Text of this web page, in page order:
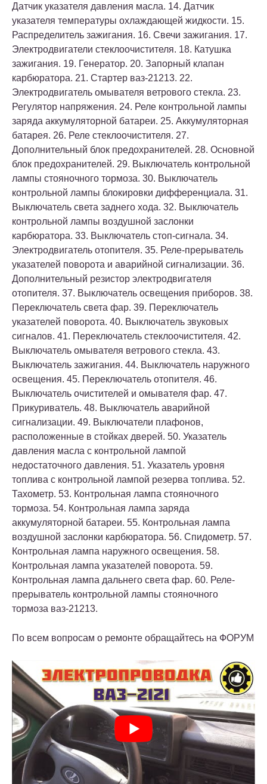
Датчик указателя давления масла. 14. Датчик
указателя температуры охлаждающей жидкости. 15.
Распределитель зажигания. 16. Свечи зажигания. 17.
Электродвигатели стеклоочистителя. 18. Катушка
зажигания. 19. Генератор. 20. Запopный клапан
карбюратора. 21. Стартер ваз-21213. 22.
Электродвигатель омывателя ветрового стекла. 23.
Регулятор напряжения. 24. Реле контрольной лампы
заряда аккумуляторной батареи. 25. Аккумуляторная
батарея. 26. Реле стеклоочистителя. 27.
Дополнительный блок пpeдoxpaнителей. 28. Основной
блок пpeдoxpaнителей. 29. Выключатель контрольной
лампы стояночного тормоза. 30. Выключатель
контрольной лампы блокировки дифференциала. 31.
Выключатель света заднего хода. 32. Выключатель
контрольной лампы воздушной заслонки
карбюратора. 33. Выключатель стоп-сигнала. 34.
Электродвигатель отопителя. 35. Реле-прерыватель
указателей поворота и аварийной сигнализации. 36.
Дополнительный резистор электродвигателя
отопителя. 37. Выключатель освещения приборов. 38.
Переключатель света фар. 39. Переключатель
указателей поворота. 40. Выключатель звуковых
сигналов. 41. Переключатель стеклоочистителя. 42.
Выключатель омывателя ветрового стекла. 43.
Выключатель зажигания. 44. Выключатель наружного
освещения. 45. Переключатель отопителя. 46.
Выключатель очистителей и омывателя фар. 47.
Прикуриватель. 48. Выключатель аварийной
сигнализации. 49. Выключатели плафонов,
расположенные в стойках дверей. 50. Указатель
давления масла с контрольной лампой
недостаточного давления. 51. Указатель уровня
топлива с контрольной лампой резерва топлива. 52.
Тахометр. 53. Контрольная лампа стояночного
тормоза. 54. Контрольная лампа заряда
аккумуляторной батареи. 55. Контрольная лампа
воздушной заслонки карбюратора. 56. Спидометр. 57.
Контрольная лампа наружного освещения. 58.
Контрольная лампа указателей поворота. 59.
Контрольная лампа дальнего света фар. 60. Реле-
прерыватель контрольной лампы стояночного
тормоза ваз-21213.
По всем вопросам о ремонте обращайтесь на ФОРУМ